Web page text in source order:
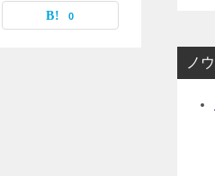
0
ノ